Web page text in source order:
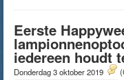
Eerste
iedereen houdt
Donderdag 3 oktober 2019